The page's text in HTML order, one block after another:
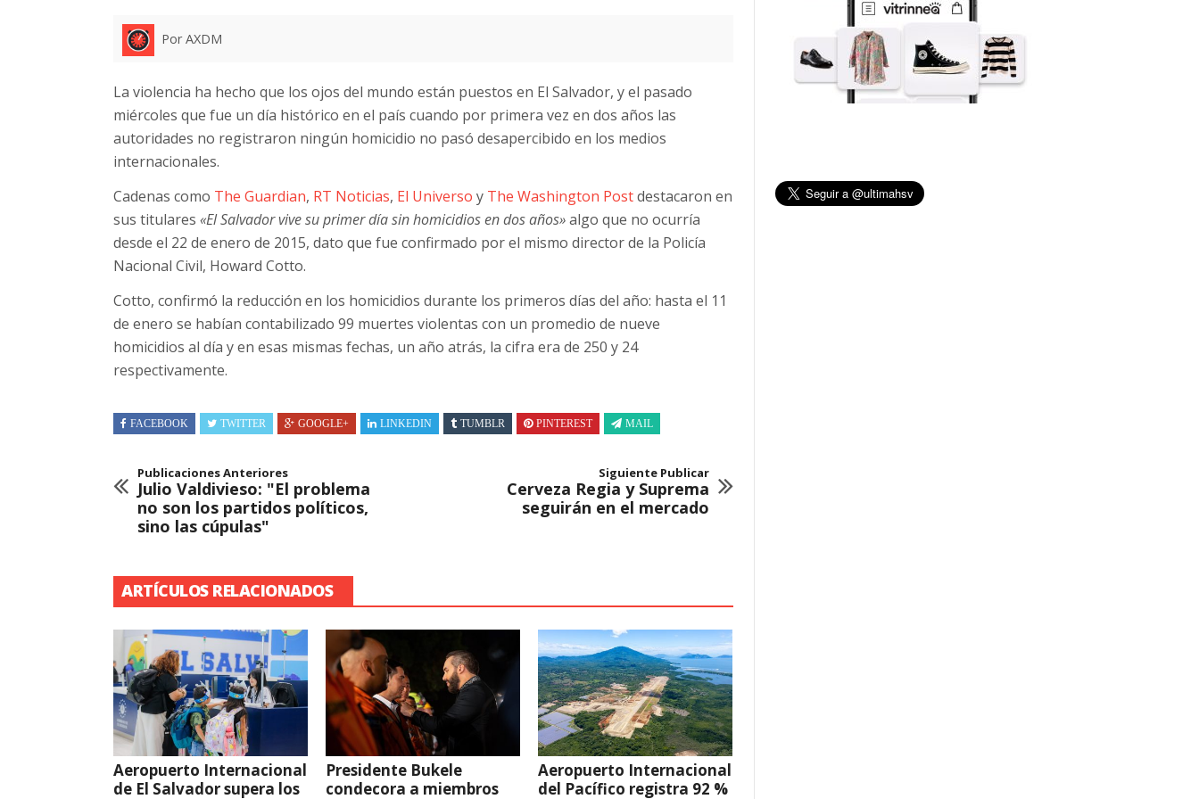
Por AXDM
La violencia ha hecho que los ojos del mundo están puestos en El Salvador, y el pasado
miércoles que fue un día histórico en el país cuando por primera vez en dos años las
autoridades no registraron ningún homicidio no pasó desapercibido en los medios
internacionales.
Cadenas como The Guardian, RT Noticias, El Universo y The Washington Postdestacaron en
sus titulares «El Salvador vive su primer día sin homicidios en dos años»algo que no ocurría
desde el 22 de enero de 2015, dato que fue confirmado por el mismo director de la Policía
Nacional Civil, Howard Cotto.
Cotto, confirmó la reducción en los homicidios durante los primeros días del año: hasta el 11
de enero se habían contabilizado 99 muertes violentas con un promedio de nueve
homicidios al día y en esas mismas fechas, un año atrás, la cifra era de 250 y 24
respectivamente.
FACEBOOK TWITTER GOOGLE+ LINKEDIN TUMBLR PINTEREST MAIL
Publicaciones Anteriores
Julio Valdivieso: "El problema
no son los partidos políticos,
sino las cúpulas"
Siguiente Publicar
Cerveza Regia y Suprema
seguirán en el mercado
ARTÍCULOS RELACIONADOS
Aeropuerto Internacional
de El Salvador supera los
Presidente Bukele
condecora a miembros
Aeropuerto Internacional
del Pacífico registra 92 %